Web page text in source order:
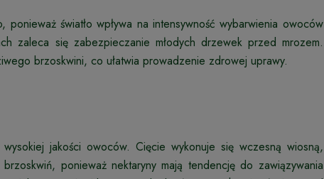
światło wpływa na intensywność wybarwienia owoców
zaleca się zabezpieczanie młodych drzewek przed mrozem.
brzoskwini, co ułatwia prowadzenie zdrowej uprawy.
jakości owoców. Cięcie wykonuje się wczesną wiosną,
ponieważ nektaryny mają tendencję do zawiązywania